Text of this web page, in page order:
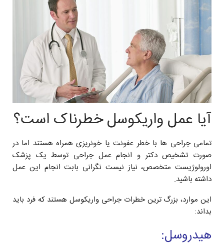
آیا عمل واریکوسل خطرناک است؟
تمامی جراحی ها با خطر عفونت یا خونریزی همراه هستند اما در
صورت تشخیص دکتر و انجام عمل جراحی توسط یک پزشک
اورولوژیست متخصص، نیاز نیست نگرانی بابت انجام این عمل
داشته باشید.
این موارد، بزرگ ترین خطرات جراحی واریکوسل هستند که فرد باید
بداند:
هیدروسل: